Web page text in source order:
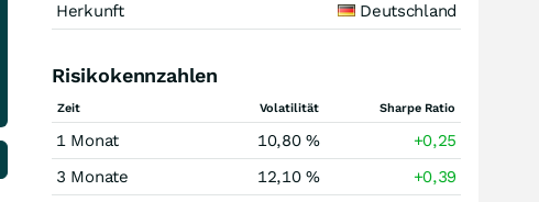
Herkunft
Deutschland
Risikokennzahlen
Zeit Volatilität Sharpe Ratio
1 Monat 10,80 %
+0,25
3 Monate
12,10 %
+0,39